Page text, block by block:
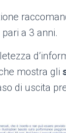
a 3 anni.
mostra gli
di uscita